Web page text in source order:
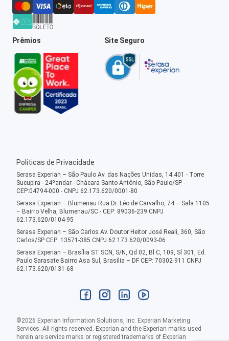
Prêmios Site Seguro
Políticas de Privacidade
Serasa Experian – São Paulo Av. das Nações Unidas, 14.401 - Torre
Sucupira - 24ºandar - Chácara Santo Antônio, São Paulo/SP -
CEP:04794-000 - CNPJ 62.173.620/0001-80
Serasa Experian – Blumenau Rua Dr. Léo de Carvalho, 74 – Sala 1105
– Bairro Velha, Blumenau/SC - CEP: 89036-239 CNPJ
62.173.620/0104-95
Serasa Experian – São Carlos Av. Doutor Heitor José Reali, 360, São
Carlos/SP CEP: 13571-385 CNPJ 62.173.620/0093-06
Serasa Experian – Brasília ST SCN, S/N, Qd 02, Bl C, 109, Sl 301, Ed.
Paulo Sarasate Bairro Asa Sul, Brasília – DF CEP: 70302-911 CNPJ
62.173.620/0131-68
©2026 Experian Information Solutions, Inc. Experian Marketing
Services. All rights reserved. Experian and the Experian marks used
herein are service marks or registered trademarks of Experian